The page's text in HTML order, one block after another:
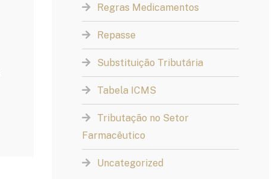
Regras Medicamentos
Repasse
Substituição Tributária
Tabela ICMS
Tributação no Setor
Farmacêutico
Uncategorized